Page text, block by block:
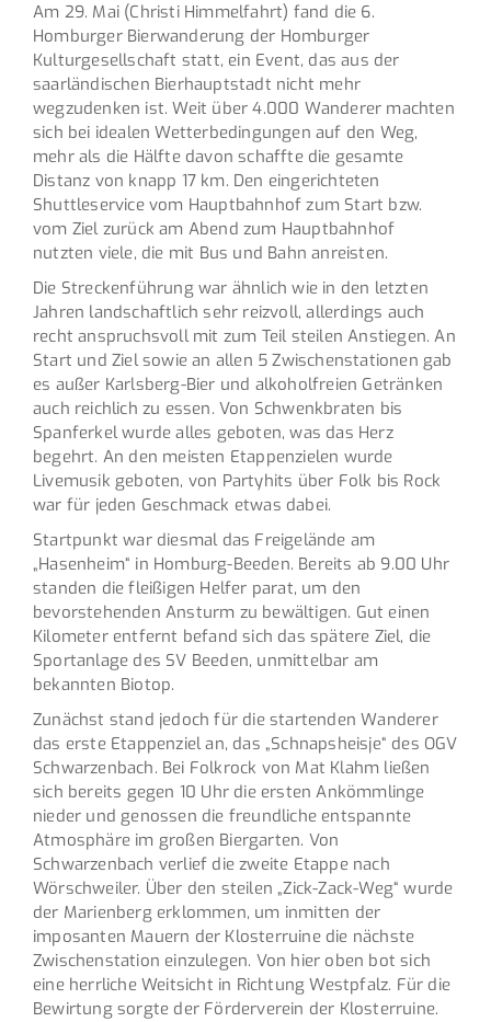
Am 29. Mai (Christi Himmelfahrt) fand die 6.
Homburger Bierwanderung der Homburger
Kulturgesellschaft statt, ein Event, das aus der
saarländischen Bierhauptstadt nicht mehr
wegzudenken ist. Weit über 4.000 Wanderer machten
sich bei idealen Wetterbedingungen auf den Weg,
mehr als die Hälfte davon schaffte die gesamte
Distanz von knapp 17 km. Den eingerichteten
Shuttleservice vom Hauptbahnhof zum Start bzw.
vom Ziel zurück am Abend zum Hauptbahnhof
nutzten viele, die mit Bus und Bahn anreisten.
Die Streckenführung war ähnlich wie in den letzten
Jahren landschaftlich sehr reizvoll, allerdings auch
recht anspruchsvoll mit zum Teil steilen Anstiegen. An
Start und Ziel sowie an allen 5 Zwischenstationen gab
es außer Karlsberg-Bier und alkoholfreien Getränken
auch reichlich zu essen. Von Schwenkbraten bis
Spanferkel wurde alles geboten, was das Herz
begehrt. An den meisten Etappenzielen wurde
Livemusik geboten, von Partyhits über Folk bis Rock
war für jeden Geschmack etwas dabei.
Startpunkt war diesmal das Freigelände am
„Hasenheim“ in Homburg-Beeden. Bereits ab 9.00 Uhr
standen die fleißigen Helfer parat, um den
bevorstehenden Ansturm zu bewältigen. Gut einen
Kilometer entfernt befand sich das spätere Ziel, die
Sportanlage des SV Beeden, unmittelbar am
bekannten Biotop.
Zunächst stand jedoch für die startenden Wanderer
das erste Etappenziel an, das „Schnapsheisje“ des OGV
Schwarzenbach. Bei Folkrock von Mat Klahm ließen
sich bereits gegen 10 Uhr die ersten Ankömmlinge
nieder und genossen die freundliche entspannte
Atmosphäre im großen Biergarten. Von
Schwarzenbach verlief die zweite Etappe nach
Wörschweiler. Über den steilen „Zick-Zack-Weg“ wurde
der Marienberg erklommen, um inmitten der
imposanten Mauern der Klosterruine die nächste
Zwischenstation einzulegen. Von hier oben bot sich
eine herrliche Weitsicht in Richtung Westpfalz. Für die
Bewirtung sorgte der Förderverein der Klosterruine.